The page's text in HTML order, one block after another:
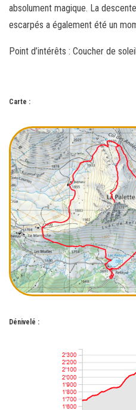
absolument magique. La
escarpés a également été un
Point d’intérêts : Coucher de
Carte :
Dénivelé :